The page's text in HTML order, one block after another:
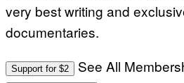
very best writing and
documentaries.
Support for $2 See All